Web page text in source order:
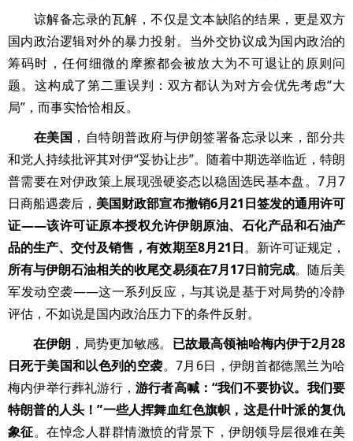
谅解备忘录的瓦解，不仅是文本缺陷的结果，更是双方
国内政治逻辑对外的暴力投射。当外交协议成为国内政治的
筹码时，任何细微的摩擦都会被放大为不可退让的原则问
题。这构成了第二重误判：双方都认为对方会优先考虑“大
局”，而事实恰恰相反。
在美国 ，自特朗普政府与伊朗签署备忘录以来，部分共
和党人持续批评其对伊“妥协让步”。随着中期选举临近，特朗
普需要在对伊政策上展现强硬姿态以稳固选民基本盘。7月7
日商船遇袭后， 美国财政部宣布撤销6月21日签发的通用许可
证——该许可证原本授权允许伊朗原油、石化产品和石油产
品的生产、交付及销售，有效期至8月21日。新许可证规定，
所有与伊朗石油相关的收尾交易须在7月17日前完成。随后美
军发动空袭——这一系列反应，与其说是基于对局势的冷静
评估，不如说是国内政治压力下的条件反射。
在伊朗 ，局势更加敏感。 已故最高领袖哈梅内伊于2月28
日死于美国和以色列的空袭。7月6日，伊朗首都德黑兰为哈
梅内伊举行葬礼游行， 游行者高喊：“我们不要协议。我们要
特朗普的人头！”一些人挥舞血红色旗帜，这是什叶派的复仇
象征。在悼念人群群情激愤的背景下，伊朗领导层很难在美